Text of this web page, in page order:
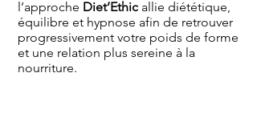
l’approche Diet’Ethic allie diététique,
équilibre et hypnose afin de retrouver
progressivement votre poids de forme
et une relation plus sereine à la
nourriture.